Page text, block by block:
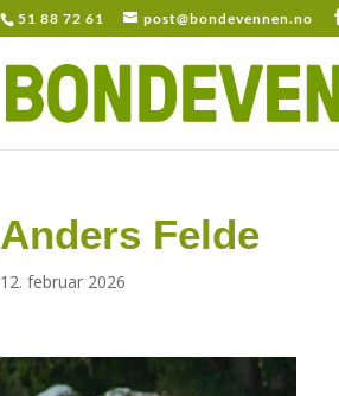
51 88 72 61 post@bondevennen.no
Anders Felde
12. februar 2026